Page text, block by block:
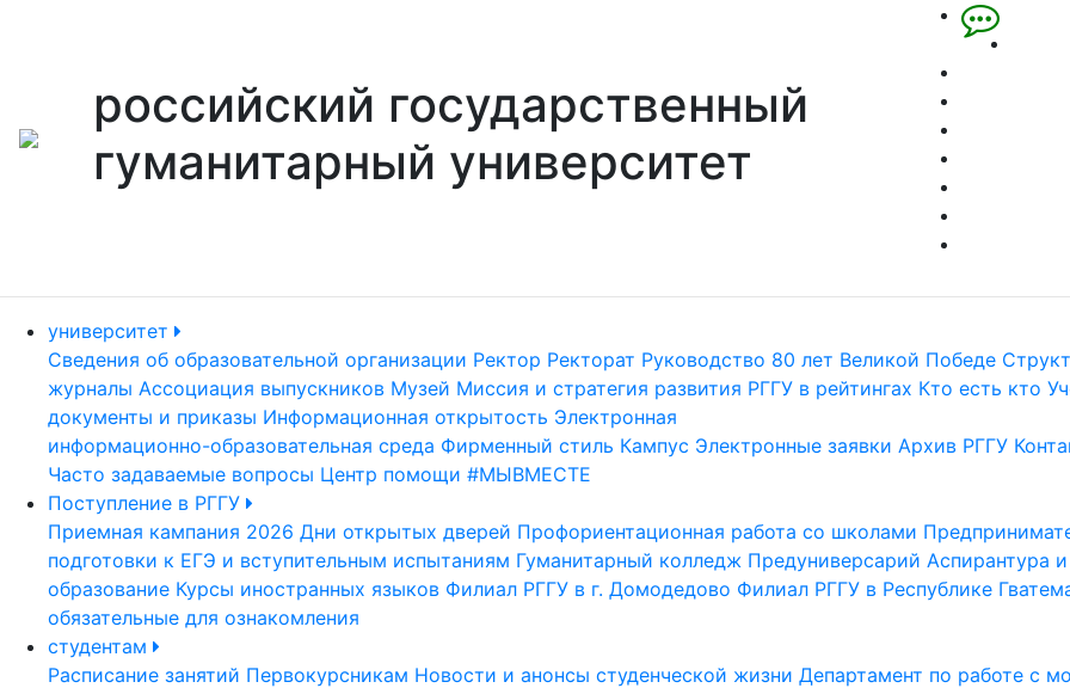
российский государственный
гуманитарный университет
университет
Сведения об образовательной организации Ректор Ректорат Руководство 80 лет Великой Победе
журналы Ассоциация выпускников Музей Миссия и стратегия развития РГГУ в рейтингах Кто есть кто
документы и приказы Информационная открытость Электронная
информационно-образовательная среда Фирменный стиль Кампус Электронные заявки Архив РГГУ
Часто задаваемые вопросы Центр помощи #МЫВМЕСТЕ
Поступление в РГГУ
Приемная кампания 2026 Дни открытых дверей Профориентационная работа со школами
подготовки к ЕГЭ и вступительным испытаниям Гуманитарный колледж Предуниверсарий Аспирантура
образование Курсы иностранных языков Филиал РГГУ в г. Домодедово Филиал РГГУ в Республике
обязательные для ознакомления
студентам
Расписание занятий Первокурсникам Новости и анонсы студенческой жизни Департамент по работе с